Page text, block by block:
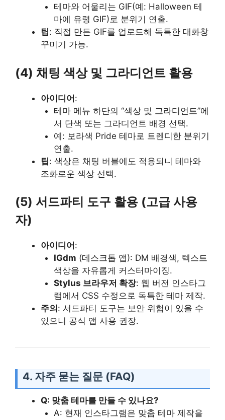
테마와 어울리는 GIF(예: Halloween 테
마에 유령 GIF)로 분위기 연출.
팁: 직접 만든 GIF를 업로드해 독특한 대화창
꾸미기 가능.
(4) 채팅 색상 및 그라디언트 활용
아이디어:
테마 메뉴 하단의 “색상 및 그라디언트”에
서 단색 또는 그라디언트 배경 선택.
예: 보라색 Pride 테마로 트렌디한 분위기
연출.
팁: 색상은 채팅 버블에도 적용되니 테마와
조화로운 색상 선택.
(5) 서드파티 도구 활용 (고급 사용
자)
아이디어 :
IGdm (데스크톱 앱): DM 배경색, 텍스트
색상을 자유롭게 커스터마이징.
Stylus 브라우저 확장: 웹 버전 인스타그
램에서 CSS 수정으로 독특한 테마 제작.
주의 : 서드파티 도구는 보안 위험이 있을 수
있으니 공식 앱 사용 권장.
4. 자주 묻는 질문 (FAQ)
Q: 맞춤 테마를 만들 수 있나요?
A: 현재 인스타그램은 맞춤 테마 제작을